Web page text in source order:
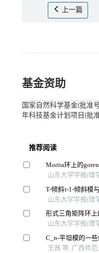
上一篇
基金资助
国家自然科学基金(批准
年科技基金计划项目(批准